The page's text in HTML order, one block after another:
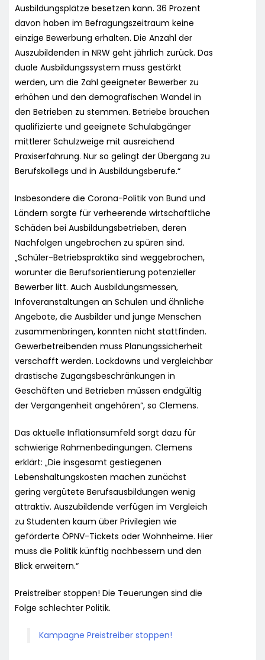
Ausbildungsplätze besetzen kann. 36 Prozent
davon haben im Befragungszeitraum keine
einzige Bewerbung erhalten. Die Anzahl der
Auszubildenden in NRW geht jährlich zurück. Das
duale Ausbildungssystem muss gestärkt
werden, um die Zahl geeigneter Bewerber zu
erhöhen und den demografischen Wandel in
den Betrieben zu stemmen. Betriebe brauchen
qualifizierte und geeignete Schulabgänger
mittlerer Schulzweige mit ausreichend
Praxiserfahrung. Nur so gelingt der Übergang zu
Berufskollegs und in Ausbildungsberufe.“
Insbesondere die Corona-Politik von Bund und
Ländern sorgte für verheerende wirtschaftliche
Schäden bei Ausbildungsbetrieben, deren
Nachfolgen ungebrochen zu spüren sind.
„Schüler-Betriebspraktika sind weggebrochen,
worunter die Berufsorientierung potenzieller
Bewerber litt. Auch Ausbildungsmessen,
Infoveranstaltungen an Schulen und ähnliche
Angebote, die Ausbilder und junge Menschen
zusammenbringen, konnten nicht stattfinden.
Gewerbetreibenden muss Planungssicherheit
verschafft werden. Lockdowns und vergleichbar
drastische Zugangsbeschränkungen in
Geschäften und Betrieben müssen endgültig
der Vergangenheit angehören“, so Clemens.
Das aktuelle Inflationsumfeld sorgt dazu für
schwierige Rahmenbedingungen. Clemens
erklärt: „Die insgesamt gestiegenen
Lebenshaltungskosten machen zunächst
gering vergütete Berufsausbildungen wenig
attraktiv. Auszubildende verfügen im Vergleich
zu Studenten kaum über Privilegien wie
geförderte ÖPNV-Tickets oder Wohnheime. Hier
muss die Politik künftig nachbessern und den
Blick erweitern.“
Preistreiber stoppen! Die Teuerungen sind die
Folge schlechter Politik.
Kampagne Preistreiber stoppen!